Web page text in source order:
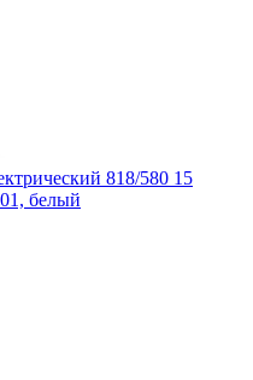
818/580 15
белый